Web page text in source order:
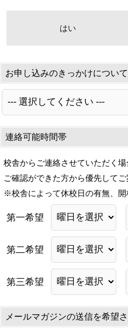
はい
お申し込みのきっかけについ
連絡可能時間帯
校舎からご連絡させていただく場
ご確認ができた方から優先して
※校舎によって休校日の有無、開
第一希望
第二希望
第三希望
メールマガジンの送信を希望